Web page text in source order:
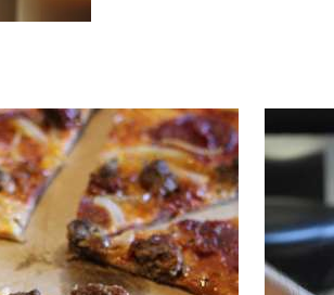
Pizza of Harrisburg